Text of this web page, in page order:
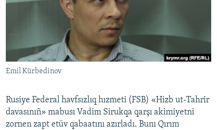
FİKİR
Українською
QOŞULIÑIZ!
RFE/RS bütün saytları
Emil Kürbedinov
Rusiye Federal havfsızlıq hızmeti (FSB) «Hizb ut-Tahrir
davasınıñ» mabusı Vadim Sirukqa qarşı akimiyetni
zornen zapt etüv qabaatını azırladı. Bunı Qırım